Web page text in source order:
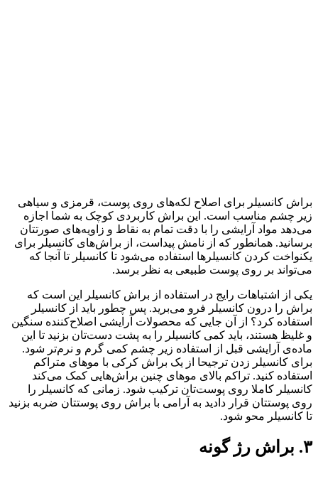
براش کانسیلر برای اصلاح لکه‌های روی پوست، قرمزی و سیاهی
زیر چشم مناسب است. این براش کاربردی کوچک به شما اجازه
می‌دهد مواد آرایشی را با دقت تمام به نقاط و زاویه‌های صورتتان
برسانید. همانطور که از نامش پیداست، از براش‌های کانسیلر برای
یکنواخت کردن کانسیلرها استفاده می‌شود تا کانسیلر تا آنجا که
می‌تواند بر روی پوست طبیعی به نظر برسد.
یکی از اشتباهات رایج در استفاده از براش کانسیلر این است که
براش را درون کانسیلر فرو می‌برید. پس چطور باید از کانسیلر
استفاده کرد؟ از آن جایی که محصولات آرایشی اصلاح‌کننده سنگین
و غلیظ هستند، باید کمی کانسیلر را به پشت دست‌تان بزنید تا این
ماده‌ی آرایشی قبل از استفاده زیر چشم کمی گرم و نرم‌تر شود.
برای کانسیلر زدن ترجیحا از یک براش کرکی با موهای متراکم
استفاده کنید. تراکم بالای موهای چنین براش‌هایی کمک می‌کند
کانسیلر کاملا روی پوست‌تان ترکیب شود. زمانی که کانسیلر را
روی پوستتان قرار دادید به آرامی با براش روی پوستتان ضربه بزنید
تا کانسیلر محو شود.
۳. براش رژ گونه